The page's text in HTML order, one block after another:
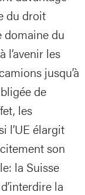
du droit
domaine du
l’avenir les
jusqu’à
de
les
l’UE élargit
son
la Suisse
la